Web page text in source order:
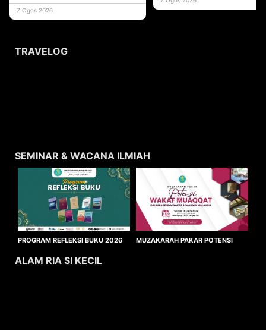
usaha
7 Ogos 2026
TRAVELOG
SEMINAR & WACANA ILMIAH
PROGRAM REFLEKSI BUKU 2026
MUZAKARAH PAKAR POTENSI
ALAM RIA SI KECIL